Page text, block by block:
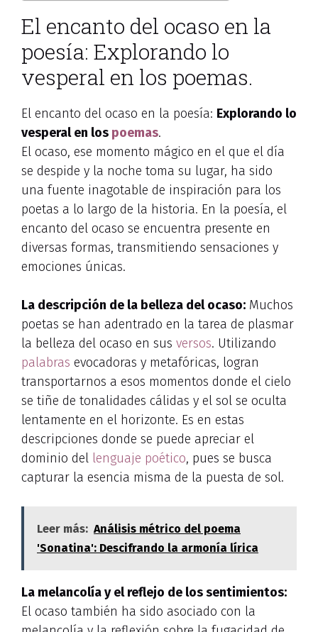
El encanto del ocaso en la
poesía: Explorando lo
vesperal en los poemas.
El encanto del ocaso en la poesía: Explorando lo
vesperal en los poemas.
El ocaso, ese momento mágico en el que el día
se despide y la noche toma su lugar, ha sido
una fuente inagotable de inspiración para los
poetas a lo largo de la historia. En la poesía, el
encanto del ocaso se encuentra presente en
diversas formas, transmitiendo sensaciones y
emociones únicas.
La descripción de la belleza del ocaso: Muchos
poetas se han adentrado en la tarea de plasmar
la belleza del ocaso en sus versos. Utilizando
palabras evocadoras y metafóricas, logran
transportarnos a esos momentos donde el cielo
se tiñe de tonalidades cálidas y el sol se oculta
lentamente en el horizonte. Es en estas
descripciones donde se puede apreciar el
dominio del lenguaje poético, pues se busca
capturar la esencia misma de la puesta de sol.
Leer más: Análisis métrico del poema
'Sonatina': Descifrando la armonía lírica
La melancolía y el reflejo de los sentimientos:
El ocaso también ha sido asociado con la